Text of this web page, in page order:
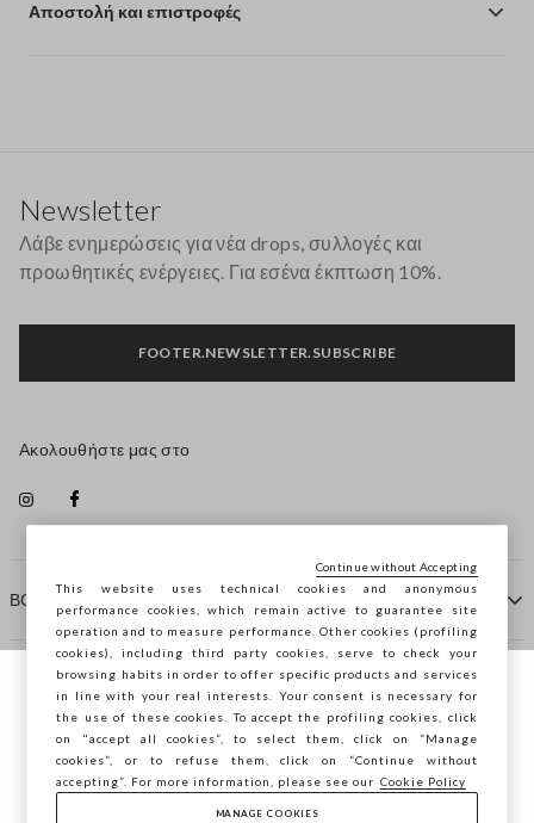
Αποστολή και επιστροφές
ΒΟΗΘΕΙΑ
ΠΡΑΚΤΟΡΕΙΟ
ΕΠΙΚΟΙΝΩΝΗΣΤΕ ΜΑΖΙ ΜΑΣ
Newsletter
Λάβε ενημερώσεις για νέα drops, συλλογές και
προωθητικές ενέργειες. Για εσένα έκπτωση 10%.
FOOTER.NEWSLETTER.SUBSCRIBE
Ακολουθήστε μας στο
Περιηγείστε στο STEFANEL Ελλάδας, θέλετε
να αποθηκεύσετε την τοποθεσία σας;
ΕΠΙΒΕΒΑΊΩΣΗ
This website uses technical cookies and anonymous
performance cookies, which remain active to guarantee site
operation and to measure performance. Other cookies (profiling
cookies), including third party cookies, serve to check your
browsing habits in order to offer specific products and services
in line with your real interests. Your consent is necessary for
the use of these cookies. To accept the profiling cookies, click
on "accept all cookies”, to select them, click on “Manage
cookies”, or to refuse them, click on “Continue without
accepting”. For more information, please see our Cookie Policy
MANAGE COOKIES
Continue without Accepting